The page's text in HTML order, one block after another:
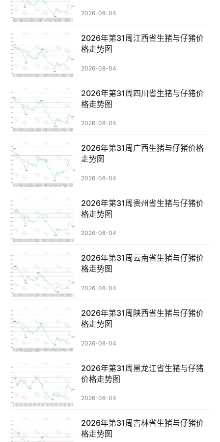
2026-08-04
2026年第31周江西省生猪与仔猪价
格走势图
2026-08-04
2026年第31周四川省生猪与仔猪价
格走势图
2026-08-04
2026年第31周广西生猪与仔猪价格
走势图
2026-08-04
2026年第31周贵州省生猪与仔猪价
格走势图
2026-08-04
2026年第31周云南省生猪与仔猪价
格走势图
2026-08-04
2026年第31周陕西省生猪与仔猪价
格走势图
2026-08-04
2026年第31周黑龙江省生猪与仔猪
价格走势图
2026-08-04
2026年第31周吉林省生猪与仔猪价
格走势图